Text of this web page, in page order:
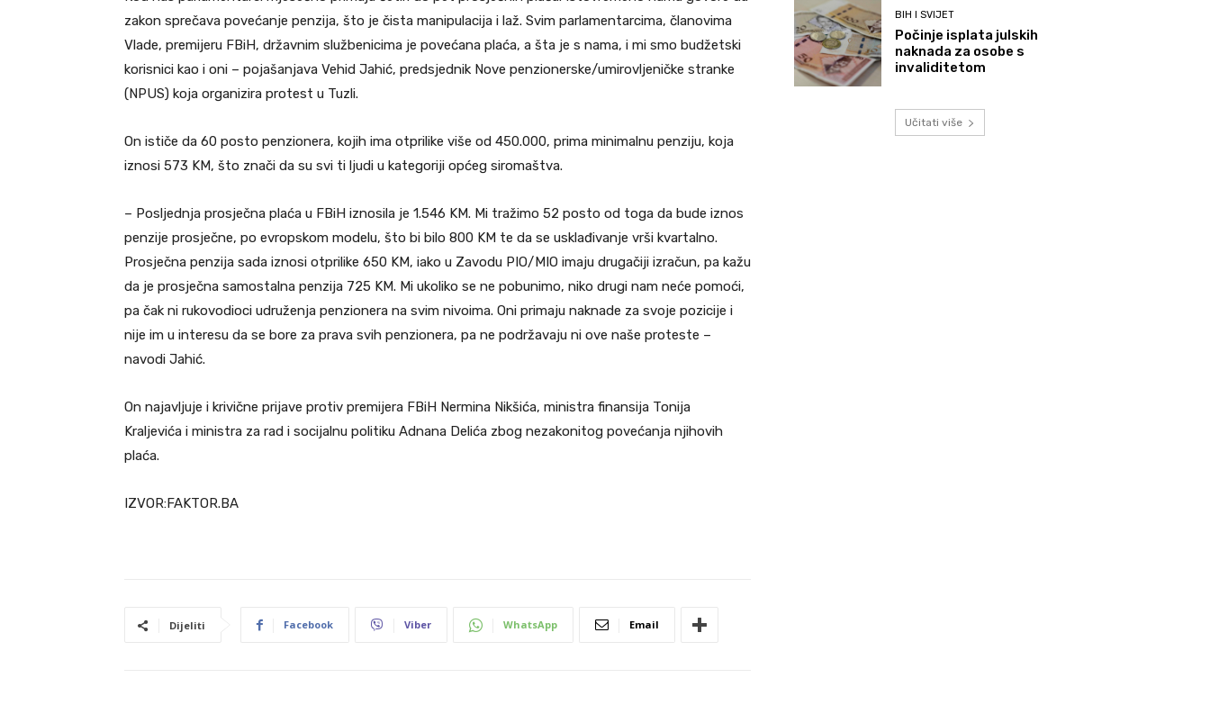
zakon sprečava povećanje penzija, što je čista manipulacija i laž. Svim parlamentarcima, članovima
Vlade, premijeru FBiH, državnim službenicima je povećana plaća, a šta je s nama, i mi smo budžetski
korisnici kao i oni – pojašanjava Vehid Jahić, predsjednik Nove penzionerske/umirovljeničke stranke
(NPUS) koja organizira protest u Tuzli.
On ističe da 60 posto penzionera, kojih ima otprilike više od 450.000, prima minimalnu penziju, koja
iznosi 573 KM, što znači da su svi ti ljudi u kategoriji općeg siromaštva.
– Posljednja prosječna plaća u FBiH iznosila je 1.546 KM. Mi tražimo 52 posto od toga da bude iznos
penzije prosječne, po evropskom modelu, što bi bilo 800 KM te da se usklađivanje vrši kvartalno.
Prosječna penzija sada iznosi otprilike 650 KM, iako u Zavodu PIO/MIO imaju drugačiji izračun, pa kažu
da je prosječna samostalna penzija 725 KM. Mi ukoliko se ne pobunimo, niko drugi nam neće pomoći,
pa čak ni rukovodioci udruženja penzionera na svim nivoima. Oni primaju naknade za svoje pozicije i
nije im u interesu da se bore za prava svih penzionera, pa ne podržavaju ni ove naše proteste –
navodi Jahić.
On najavljuje i krivične prijave protiv premijera FBiH Nermina Nikšića, ministra finansija Tonija
Kraljevića i ministra za rad i socijalnu politiku Adnana Delića zbog nezakonitog povećanja njihovih
plaća.
IZVOR:FAKTOR.BA
Dijeliti Facebook Viber WhatsApp Email
BIH I SVIJET
Počinje isplata julskih
naknada za osobe s
invaliditetom
Učitati više